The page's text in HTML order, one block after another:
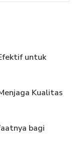
untuk
Kualitas
bagi